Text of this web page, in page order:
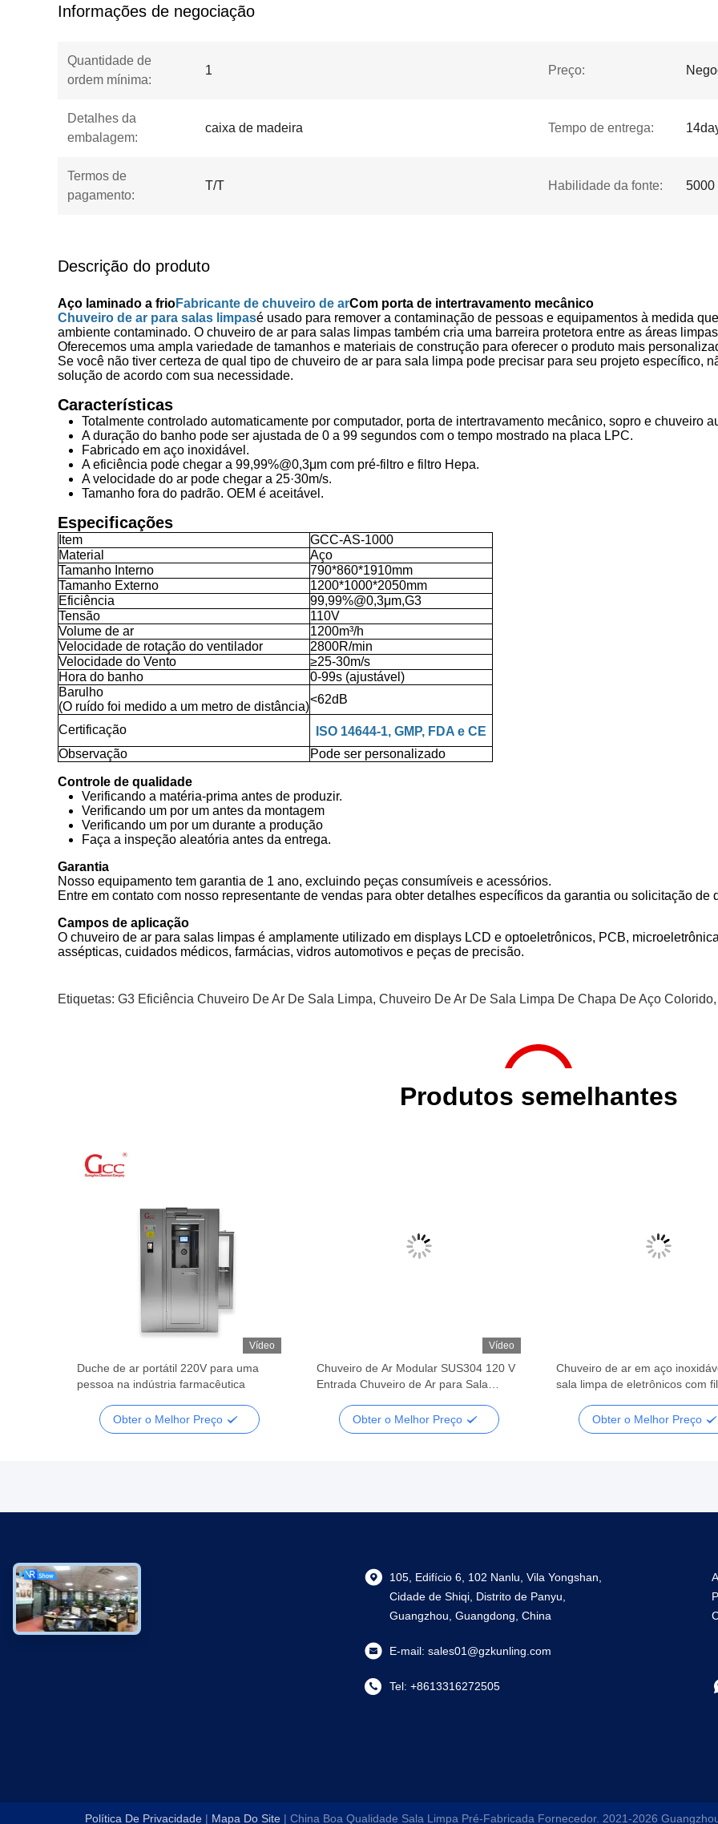
Informações de negociação
Quantidade de
ordem mínima:
1 Preço:
Detalhes da
embalagem:
caixa de madeira Tempo de entrega:
Termos de
pagamento:
T/T Habilidade da fonte: 5000
Descrição do produto
Aço laminado a frioFabricante de chuveiro de arCom porta de intertravamento mecânico
Chuveiro de ar para salas limpasé usado para remover a contaminação de pessoas e equipamentos à medida
ambiente contaminado. O chuveiro de ar para salas limpas também cria uma barreira protetora entre as áreas
Oferecemos uma ampla variedade de tamanhos e materiais de construção para oferecer o produto mais
Se você não tiver certeza de qual tipo de chuveiro de ar para sala limpa pode precisar para seu projeto específico,
solução de acordo com sua necessidade.
Características
Totalmente controlado automaticamente por computador, porta de intertravamento mecânico, sopro e chuveiro
A duração do banho pode ser ajustada de 0 a 99 segundos com o tempo mostrado na placa LPC.
Fabricado em aço inoxidável.
A eficiência pode chegar a 99,99%@0,3μm com pré-filtro e filtro Hepa.
A velocidade do ar pode chegar a 25·30m/s.
Tamanho fora do padrão. OEM é aceitável.
Especificações
Item
GCC-AS-1000
Material
Aço
Tamanho Interno
790*860*1910mm
Tamanho Externo
1200*1000*2050mm
Eficiência
99,99%@0,3μm,G3
Tensão
110V
Volume de ar
1200m³/h
Velocidade de rotação do ventilador
2800R/min
Velocidade do Vento
≥25-30m/s
Hora do banho
0-99s (ajustável)
Barulho
(O ruído foi medido a um metro de distância)
<62dB
Certificação
ISO 14644-1, GMP, FDA e CE
Observação
Pode ser personalizado
Controle de qualidade
Verificando a matéria-prima antes de produzir.
Verificando um por um antes da montagem
Verificando um por um durante a produção
Faça a inspeção aleatória antes da entrega.
Garantia
Nosso equipamento tem garantia de 1 ano, excluindo peças consumíveis e acessórios.
Entre em contato com nosso representante de vendas para obter detalhes específicos da garantia ou solicitação de
Campos de aplicação
O chuveiro de ar para salas limpas é amplamente utilizado em displays LCD e optoeletrônicos, PCB,
assépticas, cuidados médicos, farmácias, vidros automotivos e peças de precisão.
Etiquetas: G3 Eficiência Chuveiro De Ar De Sala Limpa, Chuveiro De Ar De Sala Limpa De Chapa De Aço Colorido,
Produtos semelhantes
Vídeo
Duche de ar portátil 220V para uma
pessoa na indústria farmacêutica
Obter o Melhor Preço
Vídeo
Chuveiro de Ar Modular SUS304 120 V
Entrada Chuveiro de Ar para Sala
Obter o Melhor Preço
Chuveiro de ar em aço
sala limpa de eletrônicos com
Obter o Melhor Preço
105, Edifício 6, 102 Nanlu, Vila Yongshan,
Cidade de Shiqi, Distrito de Panyu,
Guangzhou, Guangdong, China
E-mail: sales01@gzkunling.com
Tel: +8613316272505
Política De Privacidade| Mapa Do Site| China Boa Qualidade Sala Limpa Pré-Fabricada Fornecedor. 2021-2026